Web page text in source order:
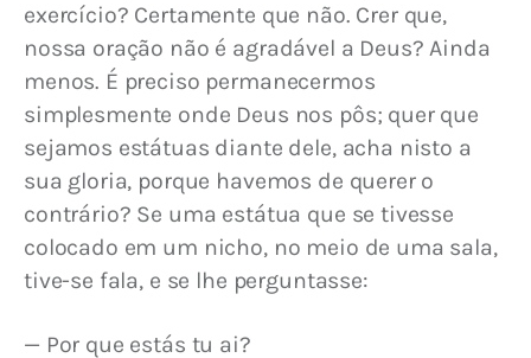
exercício? Certamente que não. Crer que,
nossa oração não é agradável a Deus? Ainda
menos. É preciso permanecermos
simplesmente onde Deus nos pôs; quer que
sejamos estátuas diante dele, acha nisto a
sua gloria, porque havemos de querer o
contrário? Se uma estátua que se tivesse
colocado em um nicho, no meio de uma sala,
tive-se fala, e se lhe perguntasse:
— Por que estás tu ai?